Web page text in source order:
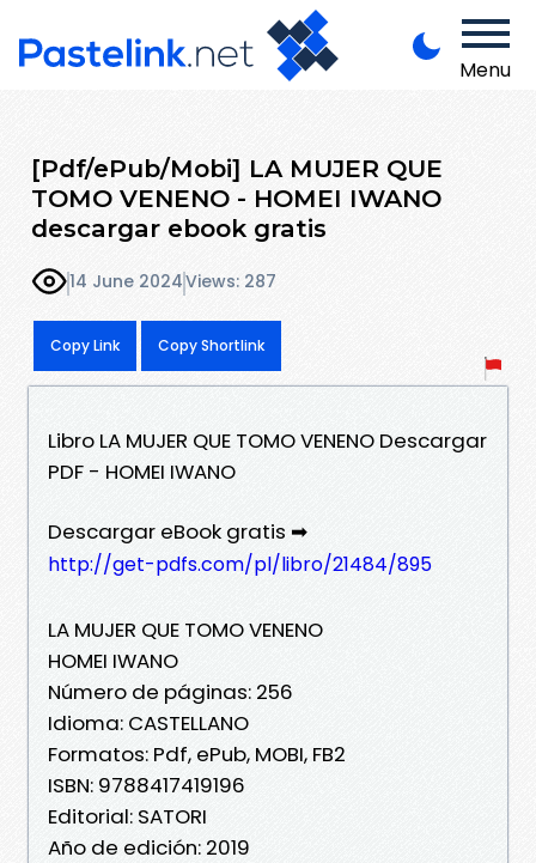
Menu
[Pdf/ePub/Mobi] LA MUJER QUE
TOMO VENENO - HOMEI IWANO
descargar ebook gratis
14 June 2024Views: 287
Copy Link Copy Shortlink
Libro LA MUJER QUE TOMO VENENO Descargar
PDF - HOMEI IWANO
Descargar eBook gratis ➡
http://get-pdfs.com/pl/libro/21484/895
LA MUJER QUE TOMO VENENO
HOMEI IWANO
Número de páginas: 256
Idioma: CASTELLANO
Formatos: Pdf, ePub, MOBI, FB2
ISBN: 9788417419196
Editorial: SATORI
Año de edición: 2019